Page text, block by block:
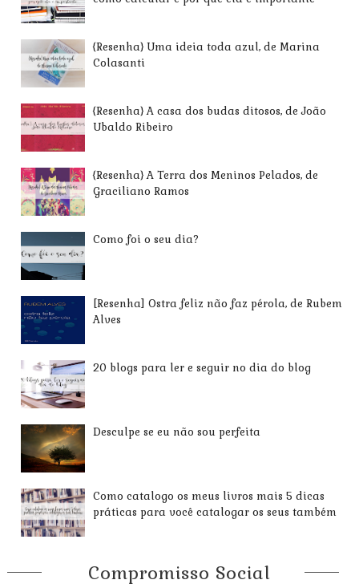
{Resenha} Uma ideia toda azul, de Marina
Colasanti
{Resenha} A casa dos budas ditosos, de João
Ubaldo Ribeiro
{Resenha} A Terra dos Meninos Pelados, de
Graciliano Ramos
Como foi o seu dia?
[Resenha] Ostra feliz não faz pérola, de Rubem
Alves
20 blogs para ler e seguir no dia do blog
Desculpe se eu não sou perfeita
Como catalogo os meus livros mais 5 dicas
práticas para você catalogar os seus também
Compromisso Social